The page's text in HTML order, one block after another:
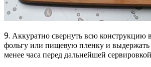
9. Аккуратно свернуть всю конструкцию в
фольгу или пищевую пленку и выдержать
менее часа перед дальнейшей